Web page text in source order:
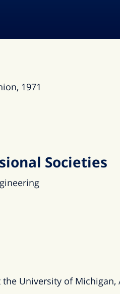
1971
Societies
University of Michigan,